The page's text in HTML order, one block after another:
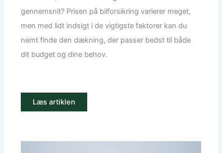
gennemsnit? Prisen på bilforsikring varierer meget,
men med lidt indsigt i de vigtigste faktorer kan du
nemt finde den dækning, der passer bedst til både
dit budget og dine behov.
Læs artiklen